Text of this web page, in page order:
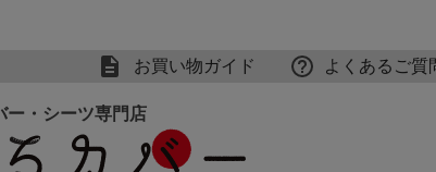
お買い物ガイド よくあるご質